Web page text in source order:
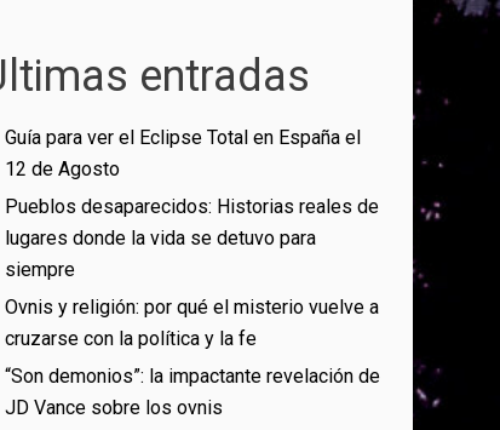
entradas
Guía para ver el Eclipse Total en España el
12 de Agosto
Pueblos desaparecidos: Historias reales de
lugares donde la vida se detuvo para
siempre
Ovnis y religión: por qué el misterio vuelve a
cruzarse con la política y la fe
“Son demonios”: la impactante revelación de
JD Vance sobre los ovnis